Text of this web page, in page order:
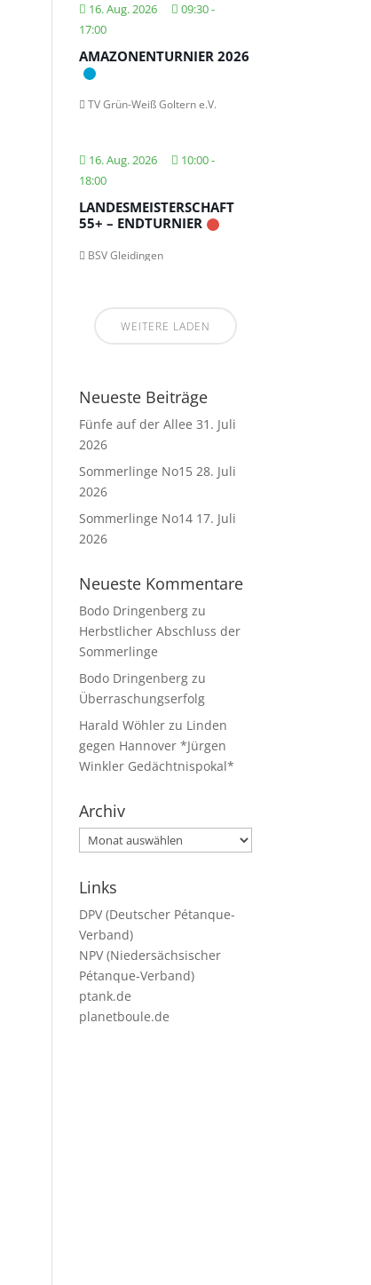
16. Aug. 2026 09:30-
17:00
AMAZONENTURNIER 2026
TV Grün-Weiß Goltern e.V.
16. Aug. 2026 10:00-
18:00
LANDESMEISTERSCHAFT
55+ – ENDTURNIER
BSV Gleidingen
WEITERE LADEN
Neueste Beiträge
Fünfe auf der Allee 31. Juli
2026
Sommerlinge No15 28. Juli
2026
Sommerlinge No14 17. Juli
2026
Neueste Kommentare
Bodo Dringenberg zu
Herbstlicher Abschluss der
Sommerlinge
Bodo Dringenberg zu
Überraschungserfolg
Harald Wöhler zu Linden
gegen Hannover *Jürgen
Winkler Gedächtnispokal*
Archiv
Archiv
Links
DPV (Deutscher Pétanque-
Verband)
NPV (Niedersächsischer
Pétanque-Verband)
ptank.de
planetboule.de